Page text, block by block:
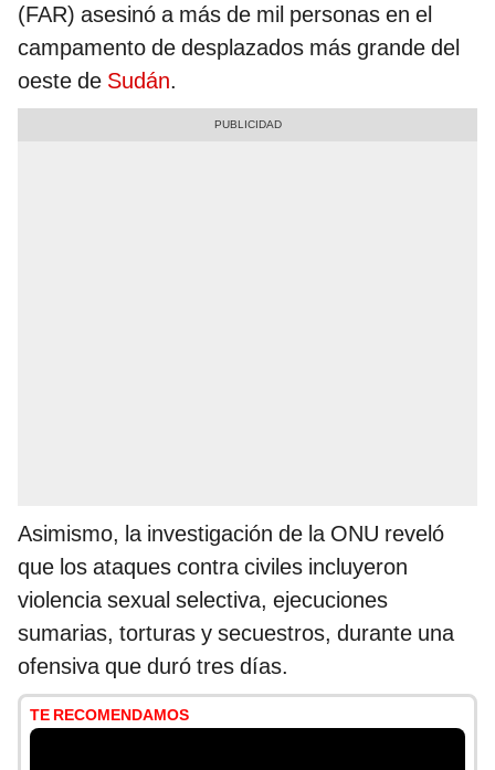
(FAR) asesinó a más de mil personas en el
campamento de desplazados más grande del
oeste de Sudán.
Asimismo, la investigación de la ONU reveló
que los ataques contra civiles incluyeron
violencia sexual selectiva, ejecuciones
sumarias, torturas y secuestros, durante una
ofensiva que duró tres días.
TE RECOMENDAMOS